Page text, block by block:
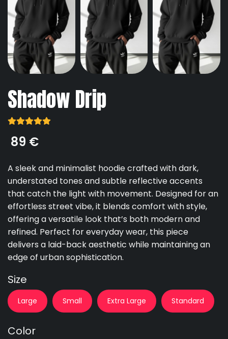
Shadow Drip

89 €
A sleek and minimalist hoodie crafted with dark,
understated tones and subtle reflective accents
that catch the light with movement. Designed for an
effortless street vibe, it blends comfort with style,
offering a versatile look that’s both modern and
refined. Perfect for everyday wear, this piece
delivers a laid-back aesthetic while maintaining an
edge of urban sophistication.
Size
Large Small Extra Large Standard
Color